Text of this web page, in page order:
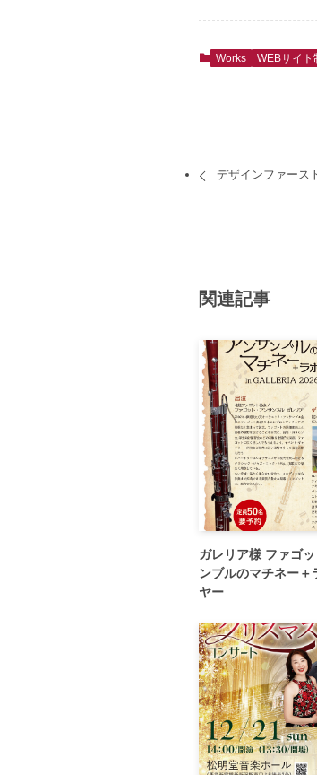
Works WEBサイト
デザインファース
関連記事
ガレリア様 ファゴ
ンブルのマチネー＋
ヤー